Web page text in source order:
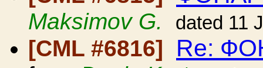
Maksimov G. dated 11
[CML #6816] Re: